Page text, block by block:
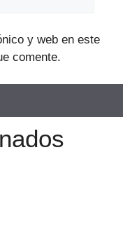
y web en este
comente.